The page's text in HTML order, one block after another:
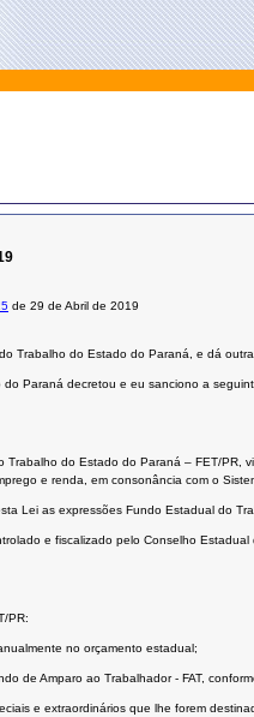
de 29 de Abril de 2019
Trabalho do Estado do Paraná, e dá
do Paraná decretou e eu sanciono a
Trabalho do Estado do Paraná – FET/
e renda, em consonância com o
Lei as expressões Fundo Estadual do
e fiscalizado pelo Conselho
PR:
no orçamento estadual;
de Amparo ao Trabalhador - FAT,
e extraordinários que lhe forem